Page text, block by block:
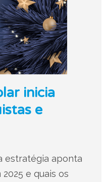
inicia
e
estratégia aponta
e quais os